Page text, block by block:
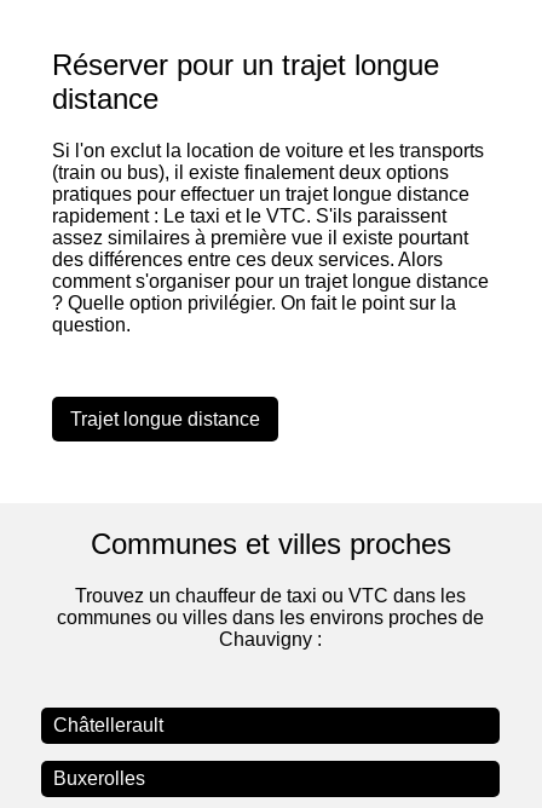
Réserver pour un trajet longue
distance
Si l'on exclut la location de voiture et les transports
(train ou bus), il existe finalement deux options
pratiques pour effectuer un trajet longue distance
rapidement : Le taxi et le VTC. S'ils paraissent
assez similaires à première vue il existe pourtant
des différences entre ces deux services. Alors
comment s'organiser pour un trajet longue distance
? Quelle option privilégier. On fait le point sur la
question.
Trajet longue distance
Communes et villes proches
Trouvez un chauffeur de taxi ou VTC dans les
communes ou villes dans les environs proches de
Chauvigny :
Châtellerault
Buxerolles